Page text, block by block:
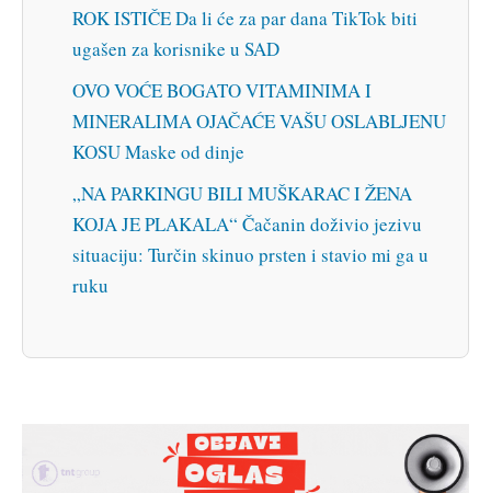
ROK ISTIČE Da li će za par dana TikTok biti
ugašen za korisnike u SAD
OVO VOĆE BOGATO VITAMINIMA I
MINERALIMA OJAČAĆE VAŠU OSLABLJENU
KOSU Maske od dinje
„NA PARKINGU BILI MUŠKARAC I ŽENA
KOJA JE PLAKALA“ Čačanin doživio jezivu
situaciju: Turčin skinuo prsten i stavio mi ga u
ruku